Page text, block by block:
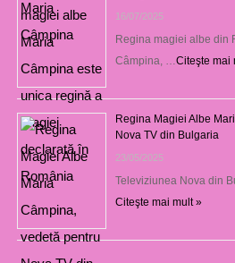
16/07/2025
Regina magiei albe din
Câmpina, … Citeşte mai
Regina Magiei Albe
Nova TV din Bulgaria
23/05/2025
Televiziunea Nova din
Citeşte mai mult »